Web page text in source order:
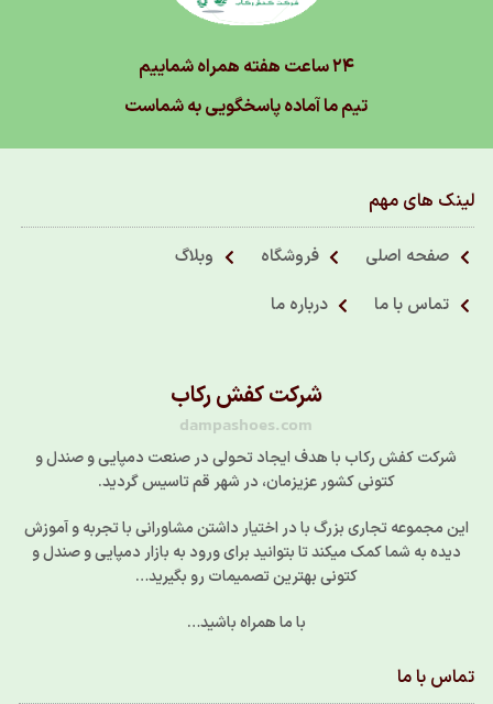
۲۴ ساعت هفته همراه شماییم
تیم ما آماده پاسخگویی به شماست
لینک های مهم
صفحه اصلی فروشگاه
وبلاگ
تماس با ما
درباره ما
شرکت کفش رکاب
dampashoes.com
شرکت کفش رکاب با هدف ایجاد تحولی در صنعت دمپایی و صندل و
کتونی کشور عزیزمان، در شهر قم تاسیس گردید.
این مجموعه تجاری بزرگ با در اختیار داشتن مشاورانی با تجربه و آموزش
دیده به شما کمک میکند تا بتوانید برای ورود به بازار دمپایی و صندل و
کتونی بهترین تصمیمات رو بگیرید…
با ما همراه باشید…
تماس با ما